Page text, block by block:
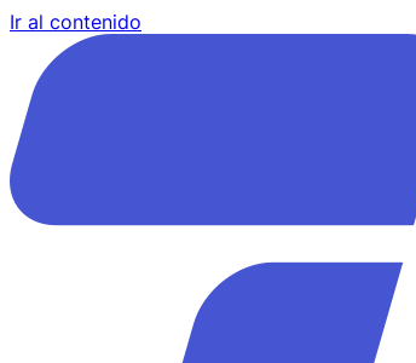
Ir al contenido